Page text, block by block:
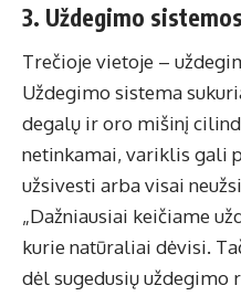
3. Uždegimo
Trečioje vietoje –
Uždegimo sistema
degalų ir oro mišinį
netinkamai, variklis gali
užsivesti arba visai
„Dažniausiai keičiame
kurie natūraliai dėvisi.
dėl sugedusių uždegimo